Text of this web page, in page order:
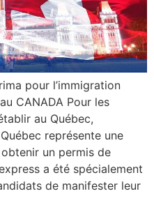
pour l’immigration
CANADA Pour les
au Québec,
représente une
un permis de
a été spécialement
de manifester leur